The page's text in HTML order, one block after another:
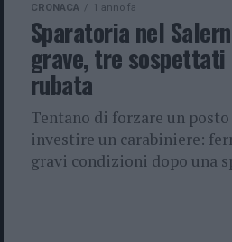
CRONACA 1 anno fa
Sparatoria nel
grave, tre
rubata
Tentano di forzare un
investire un carabiniere:
gravi condizioni dopo una